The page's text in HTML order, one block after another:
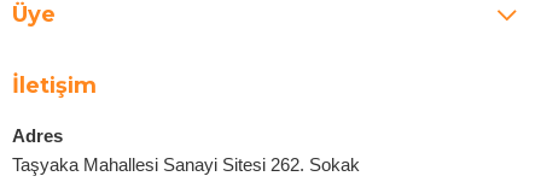
Üye
İletişim
Adres
Taşyaka Mahallesi Sanayi Sitesi 262. Sokak